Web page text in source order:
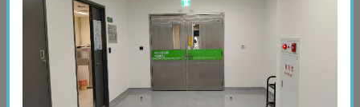
2025-11-25
2025 單細胞及空間組學新知研討會